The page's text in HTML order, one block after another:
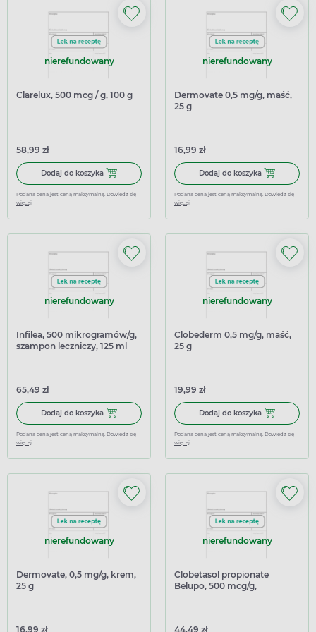
nierefundowany
Clarelux, 500 mcg / g, 100 g
58,99 zł
Dodaj do koszyka Dodaj do koszyka Clarelux, 500 mcg / g, 100 g
Podana cena jest ceną maksymalną. Dowiedz się
więcej
nierefundowany
Dermovate 0,5 mg/g, maść,
25 g
16,99 zł
Dodaj do koszyka Dodaj do
Podana cena jest ceną maksymalną. Dowiedz się
więcej
nierefundowany
Infilea, 500 mikrogramów/g,
szampon leczniczy, 125 ml
65,49 zł
Dodaj do koszyka Dodaj do koszyka Infilea, 500 mikrogramów/g, szampon
Podana cena jest ceną maksymalną. Dowiedz się
więcej
nierefundowany
Clobederm 0,5 mg/g, maść,
25 g
19,99 zł
Dodaj do koszyka Dodaj do
Podana cena jest ceną maksymalną. Dowiedz się
więcej
nierefundowany
Dermovate, 0,5 mg/g, krem,
25 g
16,99 zł
nierefundowany
Clobetasol propionate
Belupo, 500 mcg/g,
44,49 zł